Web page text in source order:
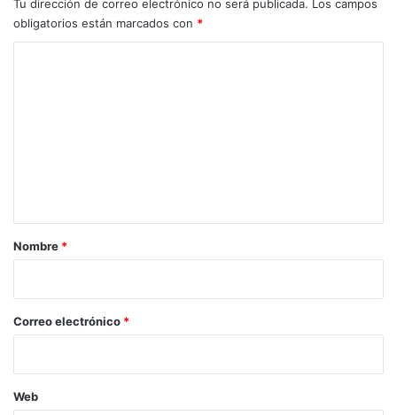
Tu dirección de correo electrónico no será publicada.
Los campos
obligatorios están marcados con *
r
*
Nombre *
Correo electrónico *
Web